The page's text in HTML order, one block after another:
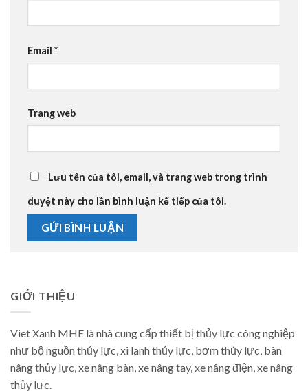
Email *
Trang web
Lưu tên của tôi, email, và trang web trong trình
duyệt này cho lần bình luận kế tiếp của tôi.
GIỚI THIỆU
Viet Xanh MHE là nhà cung cấp thiết bị thủy lực công nghiệp
như bộ nguồn thủy lực, xi lanh thủy lực, bơm thủy lực, bàn
nâng thủy lực, xe nâng bàn, xe nâng tay, xe nâng điện, xe nâng
thủy lực.